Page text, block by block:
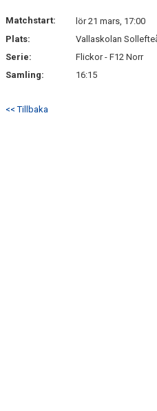
TRUPPEN
DOKUMENT
KONTAKT
Matchstart:
lör 21 mars, 17:00
Plats:
Vallaskolan
Serie:
Flickor - F12 Norr
Samling:
16:15
<< Tillbaka